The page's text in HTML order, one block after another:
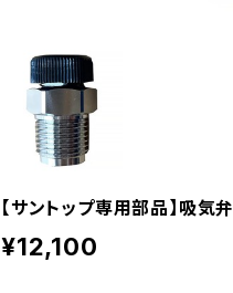
【サントップ専用部品】吸気弁
¥12,100